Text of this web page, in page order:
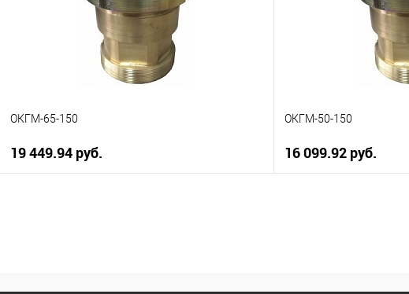
ОКГМ-65-150
19 449.94 руб.
ОКГМ-50-150
16 099.92 руб.